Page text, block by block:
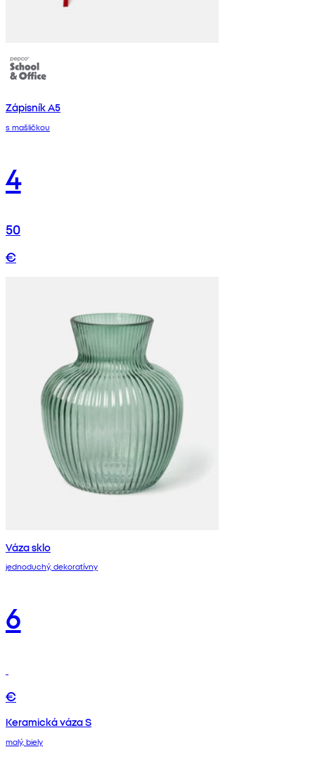
Zápisník A5
s mašličkou
4
50
€
Váza sklo
jednoduchý, dekoratívny
6
€
Keramická váza S
malý, biely